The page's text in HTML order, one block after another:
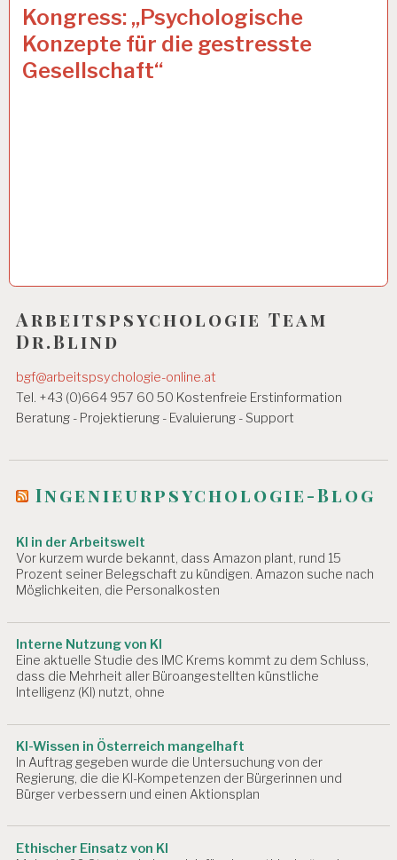
ARBEITSBEDINGUNGEN…
Kongress: „Psychologische
Konzepte für die gestresste
Gesellschaft“
12 NOV. 2013
Arbeitspsychologie Team
Dr.Blind
bgf@arbeitspsychologie-online.at
Tel. +43 (0)664 957 60 50 Kostenfreie Erstinformation
Beratung - Projektierung - Evaluierung - Support
Ingenieurpsychologie-Blog
KI in der Arbeitswelt
Vor kurzem wurde bekannt, dass Amazon plant, rund 15
Prozent seiner Belegschaft zu kündigen. Amazon suche nach
Möglichkeiten, die Personalkosten
Interne Nutzung von KI
Eine aktuelle Studie des IMC Krems kommt zu dem Schluss,
dass die Mehrheit aller Büroangestellten künstliche
Intelligenz (KI) nutzt, ohne
KI-Wissen in Österreich mangelhaft
In Auftrag gegeben wurde die Untersuchung von der
Regierung, die die KI-Kompetenzen der Bürgerinnen und
Bürger verbessern und einen Aktionsplan
Ethischer Einsatz von KI